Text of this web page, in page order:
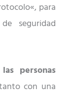
«, para
seguridad
las personas
con una